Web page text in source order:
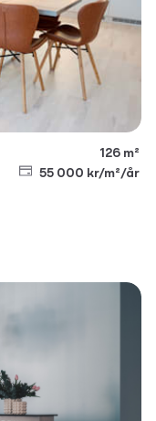
126 m²
55 000 kr/m²/år